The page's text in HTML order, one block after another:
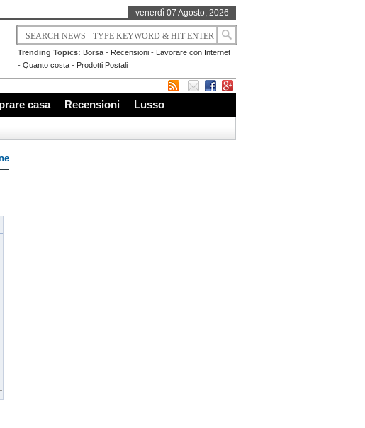
venerdì 07 Agosto, 2026
Trending Topics: Borsa - Recensioni - Lavorare con Internet
- Quanto costa - Prodotti Postali
casa Recensioni Lusso